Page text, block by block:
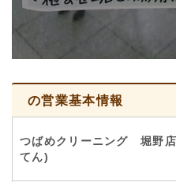
の営業基本情報
つばめクリーニング 堀野
てん)